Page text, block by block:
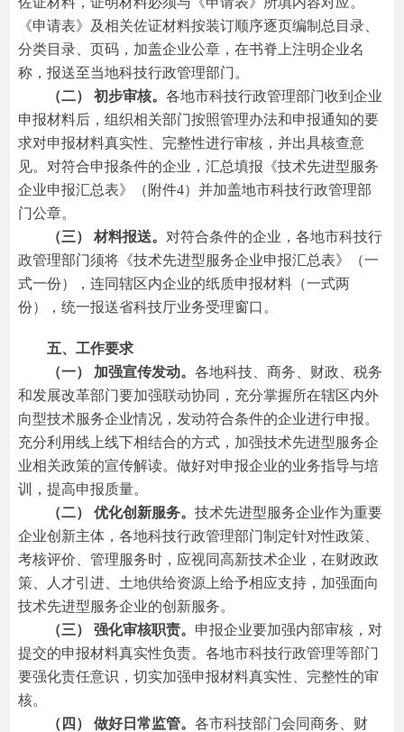
《申请表》及相关佐证材料按装订顺序逐页编制总目录、
分类目录、页码，加盖企业公章，在书脊上注明企业名
称，报送至当地科技行政管理部门。
（二） 初步审核。各地市科技行政管理部门收到企业
申报材料后，组织相关部门按照管理办法和申报通知的要
求对申报材料真实性、完整性进行审核，并出具核查意
见。对符合申报条件的企业，汇总填报《技术先进型服务
企业申报汇总表》（附件4）并加盖地市科技行政管理部
门公章。
（三） 材料报送。 对符合条件的企业，各地市科技行
政管理部门须将《技术先进型服务企业申报汇总表》（一
式一份），连同辖区内企业的纸质申报材料（一式两
份），统一报送省科技厅业务受理窗口。
五、工作要求
（一） 加强宣传发动。各地科技、商务、财政、税务
和发展改革部门要加强联动协同，充分掌握所在辖区内外
向型技术服务企业情况，发动符合条件的企业进行申报。
充分利用线上线下相结合的方式，加强技术先进型服务企
业相关政策的宣传解读。做好对申报企业的业务指导与培
训，提高申报质量。
（二） 优化创新服务。技术先进型服务企业作为重要
企业创新主体，各地科技行政管理部门制定针对性政策、
考核评价、管理服务时，应视同高新技术企业，在财政政
策、人才引进、土地供给资源上给予相应支持，加强面向
技术先进型服务企业的创新服务。
（三） 强化审核职责。 申报企业要加强内部审核，对
提交的申报材料真实性负责。各地市科技行政管理等部门
要强化责任意识，切实加强申报材料真实性、完整性的审
核。
（四） 做好日常监管。各市科技部门会同商务、财